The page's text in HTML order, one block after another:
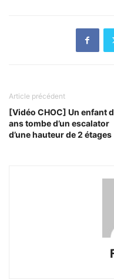
Article précédent
[Vidéo CHOC] Un enfant
ans tombe d’un escalator
d’une hauteur de 2 étages